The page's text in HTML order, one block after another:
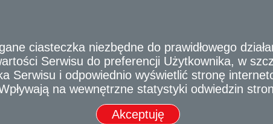
Pełnomocnictwo w przypadku ustanowienia pełnomocnika wraz z dowodem
Odbiorca usługi
Obywatel, Przedsiębiorca, Instytucja
Sprawa załatwiana jest niezwłocznie.
ciasteczka niezbędne do prawidłowego
Serwisu do preferencji Użytkownika, w
Serwisu i odpowiednio wyświetlić stronę
na wewnętrzne statystyki odwiedzin stron
Akceptuję